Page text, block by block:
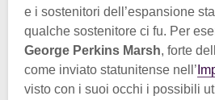
e i sostenitori dell’espansione
qualche sostenitore ci fu. Per
George Perkins Marsh, forte
come inviato statunitense nell’
visto con i suoi occhi i possibili